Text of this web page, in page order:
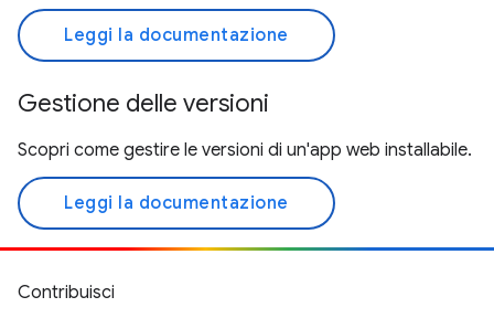
Leggi la documentazione
Gestione delle versioni
Scopri come gestire le versioni di un'app web installabile.
Leggi la documentazione
Contribuisci